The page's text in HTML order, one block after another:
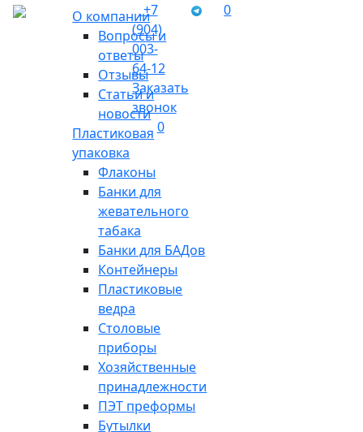
О компании
Вопросы и
ответы
Отзывы
Статьи и
новости
Пластиковая
упаковка
Флаконы
Банки для
жевательного
табака
Банки для БАДов
Контейнеры
Пластиковые
ведра
Столовые
приборы
Хозяйственные
принадлежности
ПЭТ преформы
Бутылки
+7
(904)
003-
64-12
Заказать
звонок
0
0